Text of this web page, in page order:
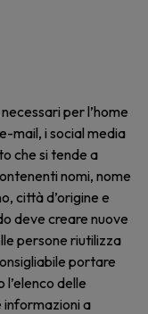
per l’home
mail, i social media
che si tende a
nomi, nome
città d’origine e
deve creare nuove
persone riutilizza
portare
delle
informazioni a